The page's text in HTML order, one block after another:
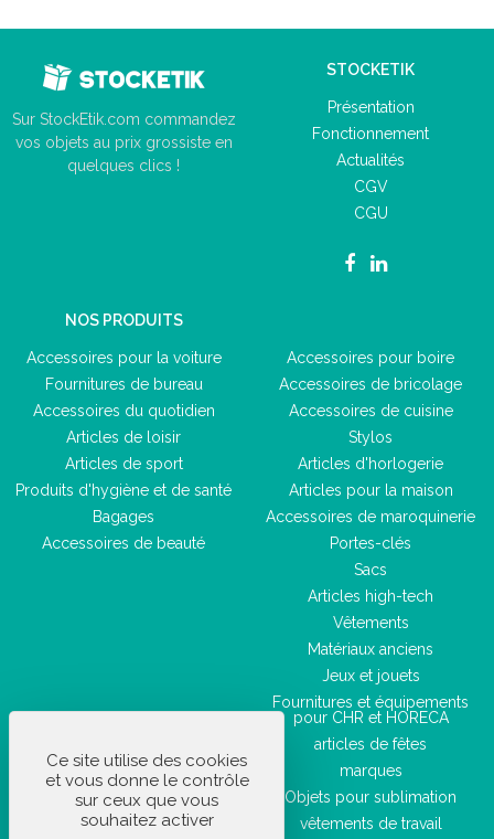
Sur StockEtik.com commandez
vos objets au prix grossiste en
quelques clics !
STOCKETIK
Présentation
Fonctionnement
Actualités
CGV
CGU
NOS PRODUITS
Accessoires pour la voiture
Fournitures de bureau
Accessoires du quotidien
Articles de loisir
Articles de sport
Produits d'hygiène et de santé
Bagages
Accessoires de beauté
Accessoires pour boire
Accessoires de bricolage
Accessoires de cuisine
Stylos
Articles d'horlogerie
Articles pour la maison
Accessoires de maroquinerie
Portes-clés
Sacs
Articles high-tech
Vêtements
Matériaux anciens
Jeux et jouets
Fournitures et équipements
pour CHR et HORECA
articles de fêtes
marques
Objets pour sublimation
vêtements de travail
Ce site utilise des cookies
et vous donne le contrôle
sur ceux que vous
souhaitez activer